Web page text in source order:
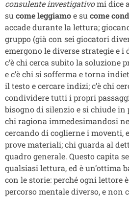
consulente investigativomi dice
su come leggiamoe su come
accade durante la lettura;
gruppo (già con sei giocatori
emergono le diverse strategie e
c’è chi cerca subito la soluzione
e c’è chi si sofferma e torna
il testo e cercare indizi; c’è chi
condividere tutti i propri
bisogno di silenzio e si chiude in
chi ragiona immedesimandosi
cercando di coglierne i moventi,
prove materiali; chi guarda al
quadro generale. Questo capita
qualsiasi lettura, ed è un’ottima
con le storie: perché ogni lettore
percorso mentale diverso, e non